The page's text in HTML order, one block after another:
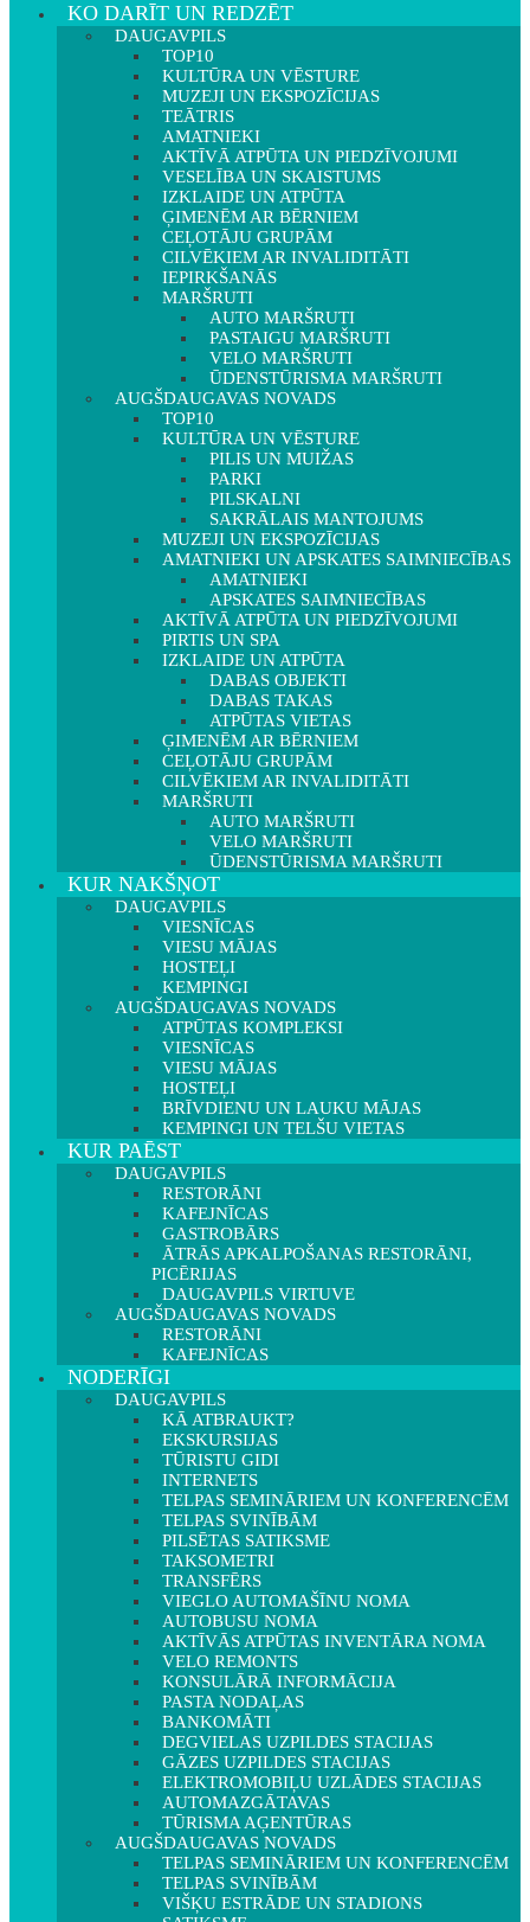
KO DARĪT UN REDZĒT
DAUGAVPILS
TOP10
KULTŪRA UN VĒSTURE
MUZEJI UN EKSPOZĪCIJAS
TEĀTRIS
AMATNIEKI
AKTĪVĀ ATPŪTA UN PIEDZĪVOJUMI
VESELĪBA UN SKAISTUMS
IZKLAIDE UN ATPŪTA
ĢIMENĒM AR BĒRNIEM
CEĻOTĀJU GRUPĀM
CILVĒKIEM AR INVALIDITĀTI
IEPIRKŠANĀS
MARŠRUTI
AUTO MARŠRUTI
PASTAIGU MARŠRUTI
VELO MARŠRUTI
ŪDENSTŪRISMA MARŠRUTI
AUGŠDAUGAVAS NOVADS
TOP10
KULTŪRA UN VĒSTURE
PILIS UN MUIŽAS
PARKI
PILSKALNI
SAKRĀLAIS MANTOJUMS
MUZEJI UN EKSPOZĪCIJAS
AMATNIEKI UN APSKATES SAIMNIECĪBAS
AMATNIEKI
APSKATES SAIMNIECĪBAS
AKTĪVĀ ATPŪTA UN PIEDZĪVOJUMI
PIRTIS UN SPA
IZKLAIDE UN ATPŪTA
DABAS OBJEKTI
DABAS TAKAS
ATPŪTAS VIETAS
ĢIMENĒM AR BĒRNIEM
CEĻOTĀJU GRUPĀM
CILVĒKIEM AR INVALIDITĀTI
MARŠRUTI
AUTO MARŠRUTI
VELO MARŠRUTI
ŪDENSTŪRISMA MARŠRUTI
KUR NAKŠŅOT
DAUGAVPILS
VIESNĪCAS
VIESU MĀJAS
HOSTEĻI
KEMPINGI
AUGŠDAUGAVAS NOVADS
ATPŪTAS KOMPLEKSI
VIESNĪCAS
VIESU MĀJAS
HOSTEĻI
BRĪVDIENU UN LAUKU MĀJAS
KEMPINGI UN TELŠU VIETAS
KUR PAĒST
DAUGAVPILS
RESTORĀNI
KAFEJNĪCAS
GASTROBĀRS
ĀTRĀS APKALPOŠANAS RESTORĀNI,
PICĒRIJAS
DAUGAVPILS VIRTUVE
AUGŠDAUGAVAS NOVADS
RESTORĀNI
KAFEJNĪCAS
NODERĪGI
DAUGAVPILS
KĀ ATBRAUKT?
EKSKURSIJAS
TŪRISTU GIDI
INTERNETS
TELPAS SEMINĀRIEM UN KONFERENCĒM
TELPAS SVINĪBĀM
PILSĒTAS SATIKSME
TAKSOMETRI
TRANSFĒRS
VIEGLO AUTOMAŠĪNU NOMA
AUTOBUSU NOMA
AKTĪVĀS ATPŪTAS INVENTĀRA NOMA
VELO REMONTS
KONSULĀRĀ INFORMĀCIJA
PASTA NODAĻAS
BANKOMĀTI
DEGVIELAS UZPILDES STACIJAS
GĀZES UZPILDES STACIJAS
ELEKTROMOBIĻU UZLĀDES STACIJAS
AUTOMAZGĀTAVAS
TŪRISMA AĢENTŪRAS
AUGŠDAUGAVAS NOVADS
TELPAS SEMINĀRIEM UN KONFERENCĒM
TELPAS SVINĪBĀM
VIŠĶU ESTRĀDE UN STADIONS